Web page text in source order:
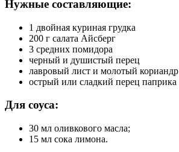
Нужные составляющие:
1 двойная куриная грудка
200 г салата Айсберг
3 средних помидора
черный и душистый перец
лавровый лист и молотый кориандр
острый или сладкий перец паприка
Для соуса:
30 мл оливкового масла;
15 мл сока лимона.